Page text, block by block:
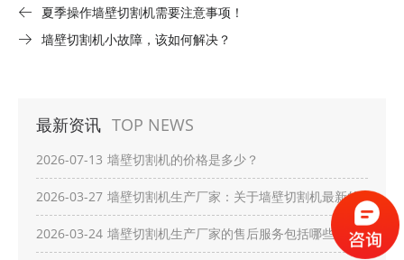
夏季操作墙壁切割机需要注意事项！
墙壁切割机小故障，该如何解决？
最新资讯 TOP NEWS
2026-07-13 墙壁切割机的价格是多少？
2026-03-27 墙壁切割机生产厂家：关于墙壁切割机最新的
创新技术有哪些？
2026-03-24 墙壁切割机生产厂家的售后服务包括哪些内